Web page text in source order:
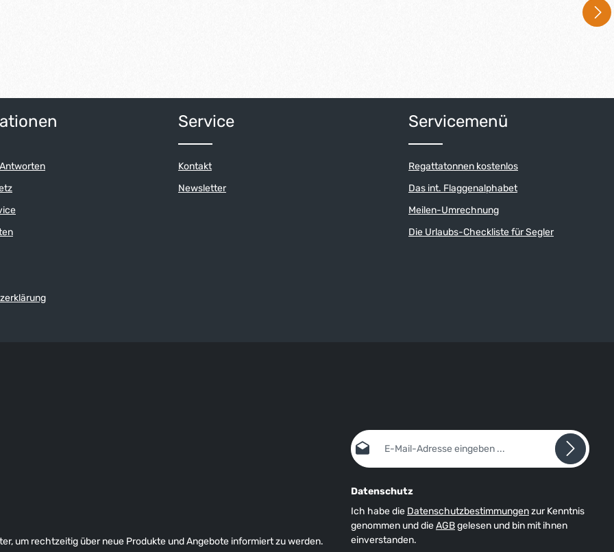
Service
Kontakt
Newsletter
Servicemenü
Regattatonnen kostenlos
Das int. Flaggenalphabet
Meilen-Umrechnung
Die Urlaubs-Checkliste für Segler
um rechtzeitig über neue Produkte und Angebote informiert zu werden.
E-Mail-Adresse*
Datenschutz
Ich habe die Datenschutzbestimmungenzur Kenntnis
genommen und dieAGBgelesen und bin mit ihnen
einverstanden.